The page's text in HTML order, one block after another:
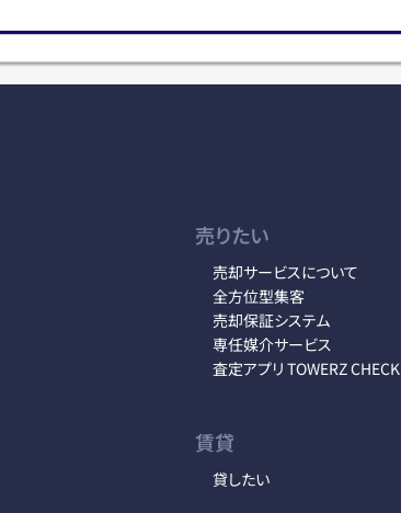
売りたい
売却サービスについて
全方位型集客
売却保証システム
専任媒介サービス
査定アプリ TOWERZ CHECK
賃貸
貸したい